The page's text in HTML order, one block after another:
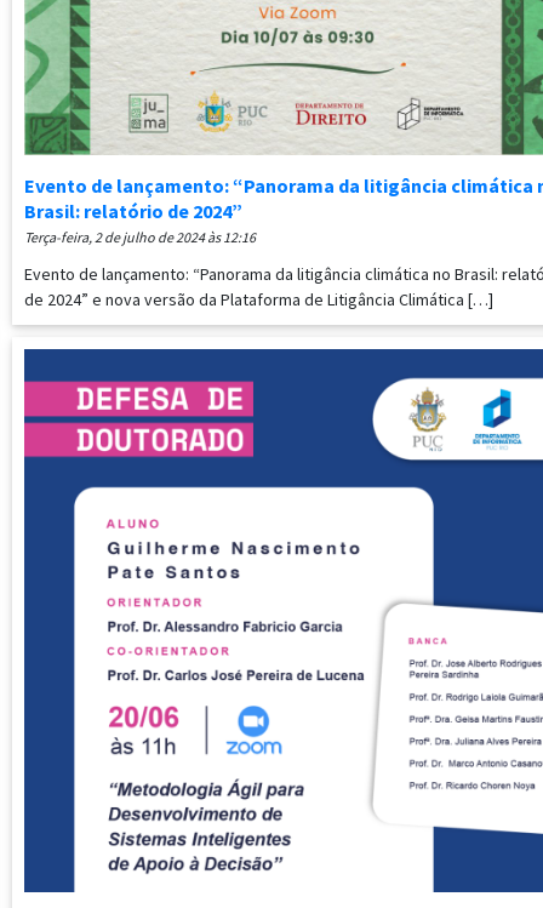
Evento de lançamento: “Panorama da litigância climática
Brasil: relatório de 2024”
terça-feira, 2 de julho de 2024 às 12:16
Evento de lançamento: “Panorama da litigância climática no Brasil:
de 2024” e nova versão da Plataforma de Litigância Climática […]